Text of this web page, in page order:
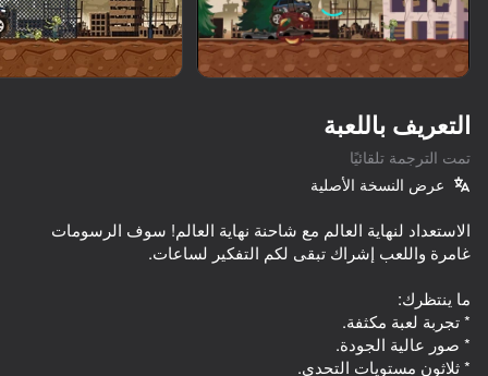
التعريف باللعبة
تمت الترجمة تلقائيًا
عرض النسخة الأصلية
الاستعداد لنهاية العالم مع شاحنة نهاية العالم! سوف الرسومات
* ثلاثون مستويات التحدي.